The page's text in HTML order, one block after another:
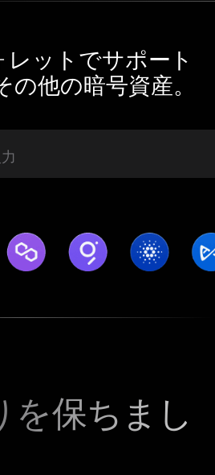
ットでサポート
の他の暗号資産。
を保ちまし